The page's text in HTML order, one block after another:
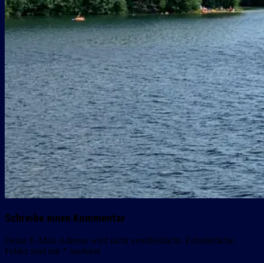
Schreibe einen Kommentar
Deine E-Mail-Adresse wird nicht veröffentlicht. Erforderliche
Felder sind mit * markiert